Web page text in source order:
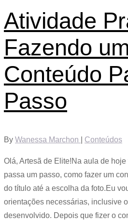
Atividade
Fazendo um
Conteúdo
Passo
By Wanessa Marchon Conteúdos
Olá, Artesã de Elite!Na aula de
passa um passo, como fazer um
do título até a escolha da foto.Eu
orientações necessárias, inclusive
desenvolvido. Depois que fizer o